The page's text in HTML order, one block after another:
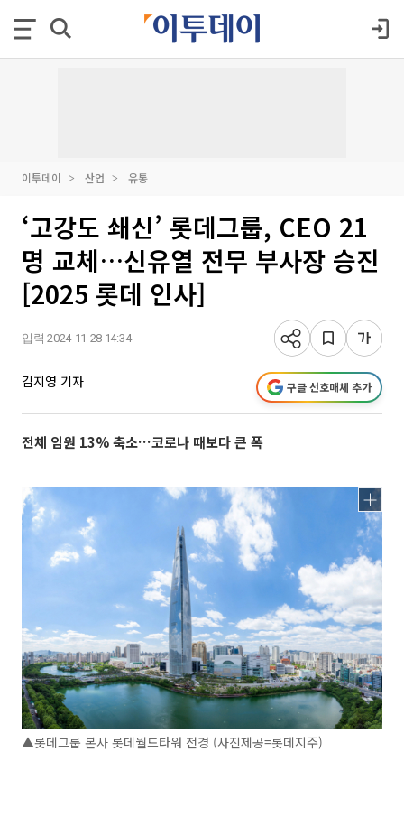
이투데이 산업 유통
‘고강도 쇄신’ 롯데그룹, CEO 21
명 교체…신유열 전무 부사장 승진
[2025 롯데 인사]
입력 2024-11-28 14:34
김지영 기자 구글 선호매체 추가
전체 임원 13% 축소…코로나 때보다 큰 폭
▲롯데그룹 본사 롯데월드타워 전경 (사진제공=롯데지주)